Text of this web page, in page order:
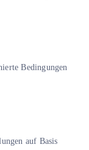
Bedingungen
auf Basis